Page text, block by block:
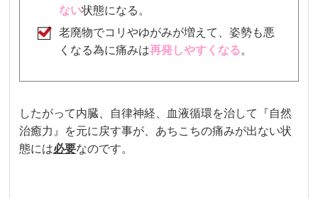
ない状態になる。
老廃物でコリやゆがみが増えて、姿勢も悪
くなる為に痛みは再発しやすくなる。
したがって内臓、自律神経、血液循環を治して『自然
治癒力』を元に戻す事が、あちこちの痛みが出ない状
態には必要なのです。